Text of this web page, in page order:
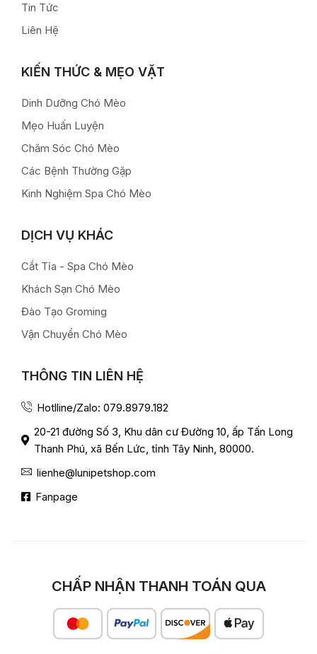
Tin Tức
Liên Hệ
KIẾN THỨC & MẸO VẶT
Dinh Dưỡng Chó Mèo
Mẹo Huấn Luyện
Chăm Sóc Chó Mèo
Các Bệnh Thường Gặp
Kinh Nghiệm Spa Chó Mèo
DỊCH VỤ KHÁC
Cắt Tỉa - Spa Chó Mèo
Khách Sạn Chó Mèo
Đào Tạo Groming
Vận Chuyển Chó Mèo
THÔNG TIN LIÊN HỆ
Hotlline/Zalo: 079.8979.182
20-21 đường Số 3, Khu dân cư Đường 10, ấp Tấn Long
Thanh Phú, xã Bến Lức, tỉnh Tây Ninh, 80000.
lienhe@lunipetshop.com
Fanpage
CHẤP NHẬN THANH TOÁN QUA